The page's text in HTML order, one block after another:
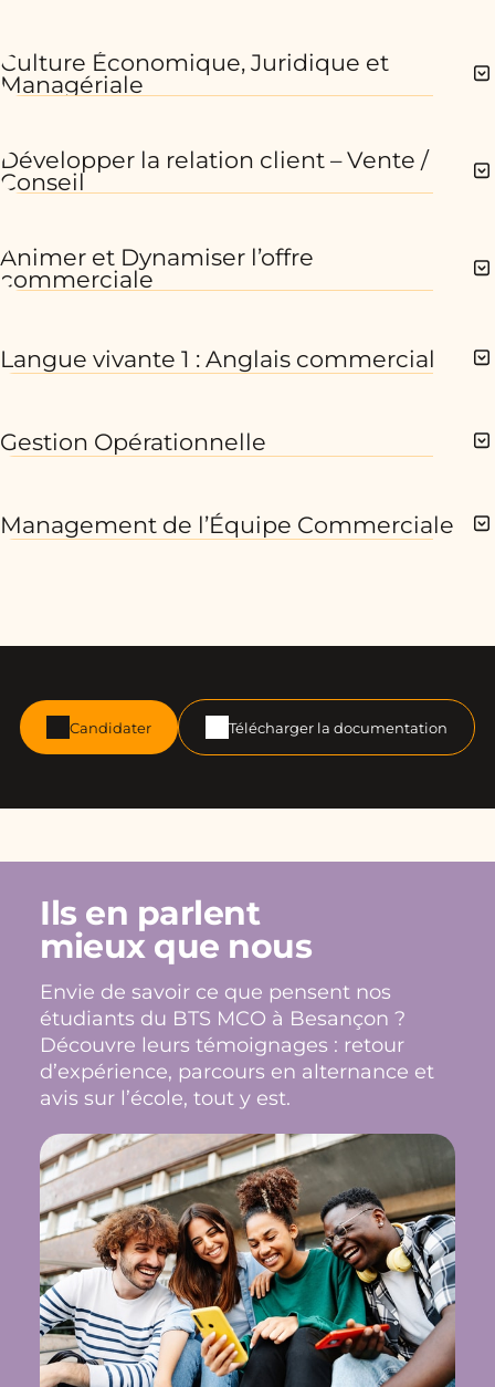
Culture Économique, Juridique et
Managériale
Développer la relation client – Vente /
Conseil
Animer et Dynamiser l’offre
commerciale
Langue vivante 1 : Anglais commercial
Gestion Opérationnelle
Management de l’Équipe Commerciale
Candidater Télécharger la documentation
Ils en parlent
mieux que nous
Envie de savoir ce que pensent nos
étudiants du BTS MCO à Besançon ?
Découvre leurs témoignages : retour
d’expérience, parcours en alternance et
avis sur l’école, tout y est.